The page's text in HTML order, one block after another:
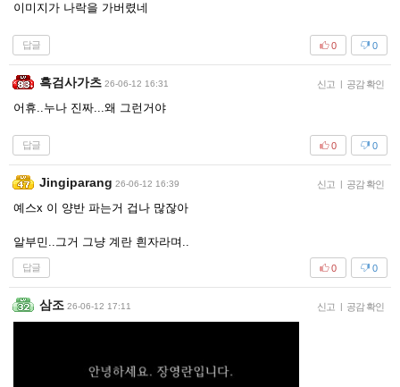
이미지가 나락을 가버렸네
답글 0
0
흑검사가츠 26-06-12 16:31 신고 | 공감 확인
어휴..누나 진짜...왜 그런거야
답글 0
0
Jingiparang 26-06-12 16:39 신고 | 공감 확인
예스x 이 양반 파는거 겁나 많잖아
알부민..그거 그냥 계란 흰자라며..
답글 0
0
삼조 26-06-12 17:11 신고 | 공감 확인